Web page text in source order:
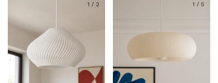
1 / 2 1 / 5